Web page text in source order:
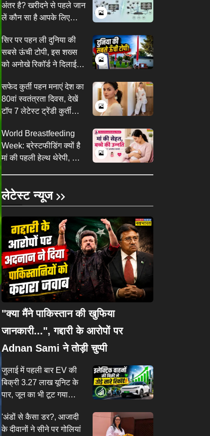
अंतर है? खरीदने से पहले जान
लें कौन सा है आपके लिए
सिर पर पहन ली दुनिया की
सबसे ऊंची टोपी, इस शख्स
को अनोखे रिकॉर्ड ने दिलाई
​सफेद कुर्ती पहन मनाएं देश का
80वां स्वतंत्रता दिवस, देखें
टॉप 7 लेटेस्ट ट्रेंडी कुर्ती
</em>​
World Breastfeeding
Week: ब्रेस्टफीडिंग क्यों है
मां की पहली हेल्थ थेरेपी, जानें
लेटेस्ट न्यूज
"क्या मैंने पाकिस्तान की खुफिया
जानकारी...", गद्दारी के आरोपों पर
Adnan Sami ने तोड़ी चुप्पी
जुलाई में पहली बार EV की
बिक्री 3.27 लाख यूनिट के
पार, जून का भी टूट गया
'अंडों से कैसा डर?, आजादी
के दीवानों ने सीने पर गोलियां